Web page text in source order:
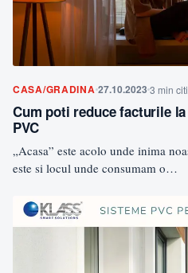
CASA/GRADINA 27.10.2023 3 min
Cum poti reduce facturile
PVC
„Acasa” este acolo unde inima
este si locul unde consumam o…